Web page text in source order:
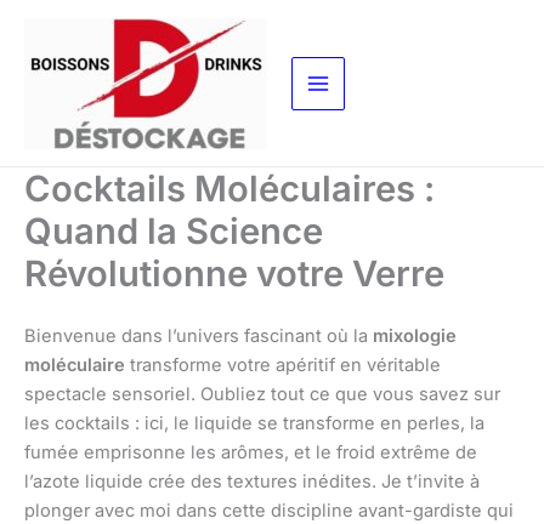
contenu
Cocktails Moléculaires :
Quand la Science
Révolutionne votre Verre
Bienvenue dans l’univers fascinant où la mixologie
moléculaire transforme votre apéritif en véritable
spectacle sensoriel. Oubliez tout ce que vous savez sur
les cocktails : ici, le liquide se transforme en perles, la
fumée emprisonne les arômes, et le froid extrême de
l’azote liquide crée des textures inédites. Je t’invite à
plonger avec moi dans cette discipline avant-gardiste qui